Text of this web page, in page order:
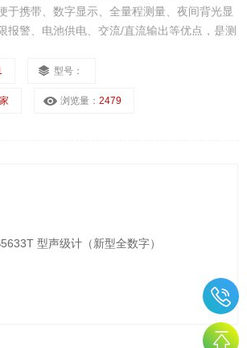
于携带、数字显示、全量程测量、夜间背光显
报警、电池供电、交流/直流输出等优点，是测
型号：
浏览量：2479